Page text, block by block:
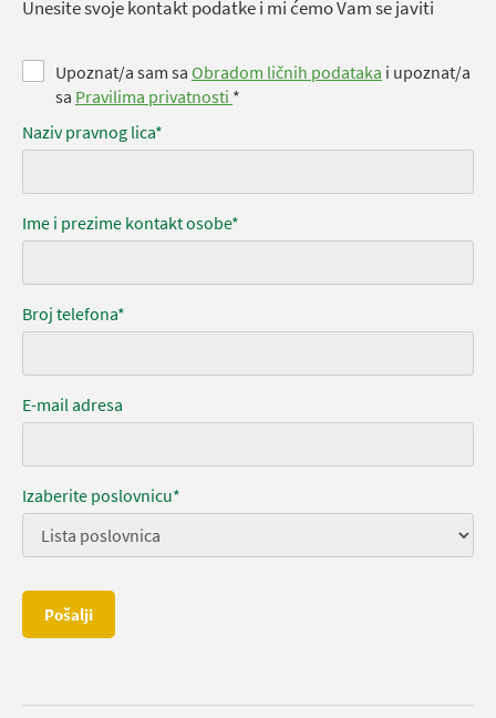
Unesite svoje kontakt podatke i mi ćemo Vam se javiti
Upoznat/a sam sa Obradom ličnih podataka i upoznat/a
sa Pravilima privatnosti *
Naziv pravnog lica*
Ime i prezime kontakt osobe*
Broj telefona*
E-mail adresa
Izaberite poslovnicu*
Pošalji